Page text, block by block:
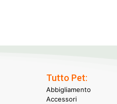
Tutto Pet:
Abbigliamento
Accessori